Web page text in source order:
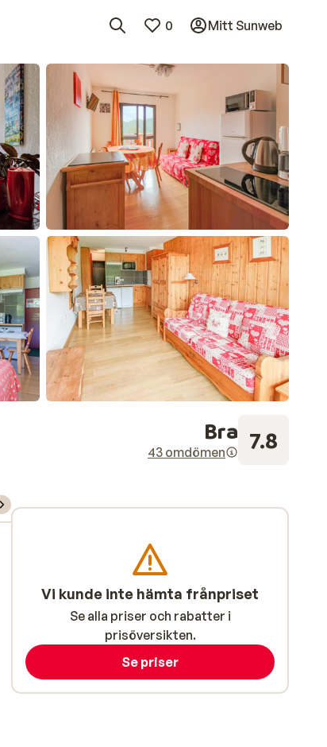
0 Mitt Sunweb
Bra
43 omdömen 7.8
Vi kunde inte hämta frånpriset
Se alla priser och rabatter i
prisöversikten.
Se priser